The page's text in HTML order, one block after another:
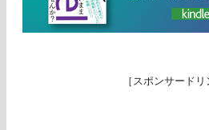
［スポンサードリ